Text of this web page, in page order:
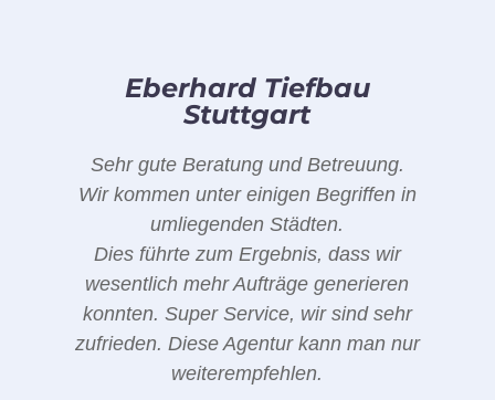
Eberhard Tiefbau
Stuttgart
Sehr gute Beratung und Betreuung.
Wir kommen unter einigen Begriffen in
umliegenden Städten.
Dies führte zum Ergebnis, dass wir
wesentlich mehr Aufträge generieren
konnten. Super Service, wir sind sehr
zufrieden. Diese Agentur kann man nur
weiterempfehlen.